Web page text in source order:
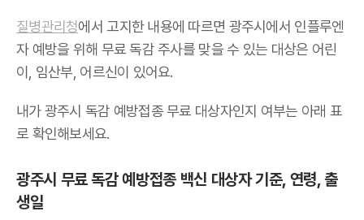
질병관리청에서 고지한 내용에 따르면 광주시에서 인플루엔
자 예방을 위해 무료 독감 주사를 맞을 수 있는 대상은 어린
이, 임산부, 어르신이 있어요.
내가 광주시 독감 예방접종 무료 대상자인지 여부는 아래 표
로 확인해보세요.
광주시 무료 독감 예방접종 백신 대상자 기준, 연령, 출
생일